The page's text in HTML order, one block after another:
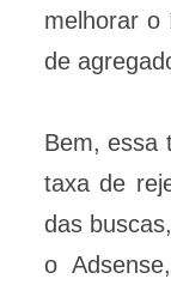
melhorar o
de
Bem, essa
taxa de
das
o